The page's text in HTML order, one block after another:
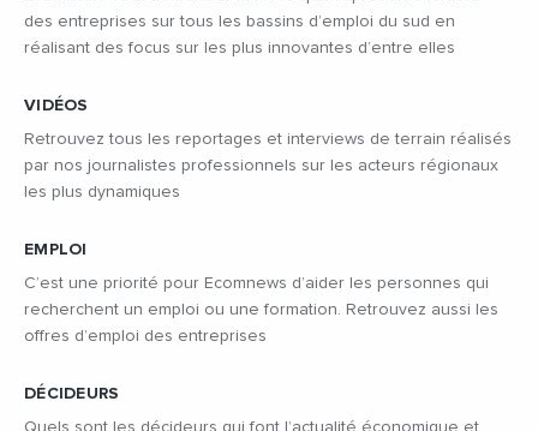
des entreprises sur tous les bassins d’emploi du sud en
réalisant des focus sur les plus innovantes d’entre elles
VIDÉOS
Retrouvez tous les reportages et interviews de terrain réalisés
par nos journalistes professionnels sur les acteurs régionaux
les plus dynamiques
EMPLOI
C’est une priorité pour Ecomnews d’aider les personnes qui
recherchent un emploi ou une formation. Retrouvez aussi les
offres d’emploi des entreprises
DÉCIDEURS